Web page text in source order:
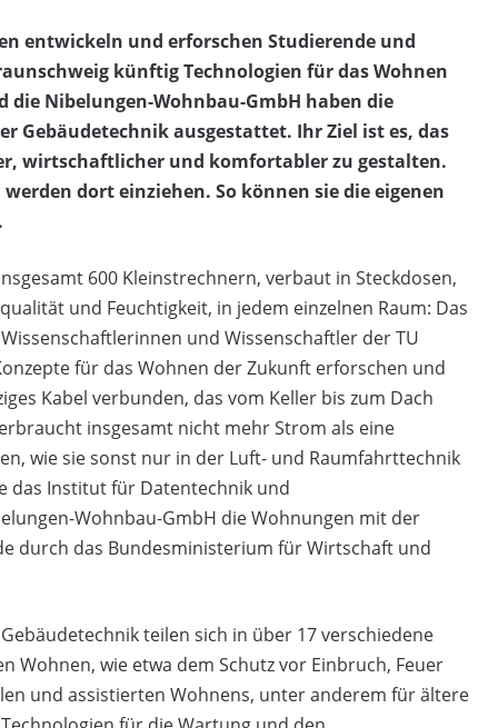
entwickeln und erforschen Studierende und
künftig Technologien für das Wohnen
Nibelungen-Wohnbau-GmbH haben die
ausgestattet. Ihr Ziel ist es, das
wirtschaftlicher und komfortabler zu gestalten.
dort einziehen. So können sie die eigenen
600 Kleinstrechnern, verbaut in Steckdosen,
und Feuchtigkeit, in jedem einzelnen Raum: Das
und Wissenschaftler der TU
für das Wohnen der Zukunft erforschen und
Kabel verbunden, das vom Keller bis zum Dach
insgesamt nicht mehr Strom als eine
wie sie sonst nur in der Luft- und Raumfahrttechnik
das Institut für Datentechnik und
Wohnbau-GmbH die Wohnungen mit der
durch das Bundesministerium für Wirtschaft und
teilen sich in über 17 verschiedene
Wohnen, wie etwa dem Schutz vor Einbruch, Feuer
und assistierten Wohnens, unter anderem für ältere